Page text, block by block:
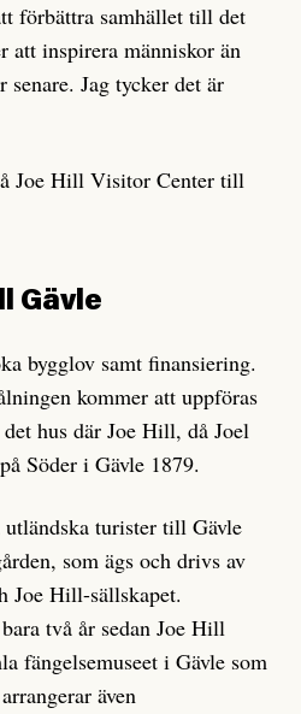
förbättra samhället till det
att inspirera människor än
Jag tycker det är
Joe Hill Visitor Center till
Gävle
bygglov samt finansiering.
kommer att uppföras
hus där Joe Hill, då Joel
Söder i Gävle 1879.
turister till Gävle
som ägs och drivs av
Joe Hill-sällskapet.
två år sedan Joe Hill
fängelsemuseet i Gävle som
även